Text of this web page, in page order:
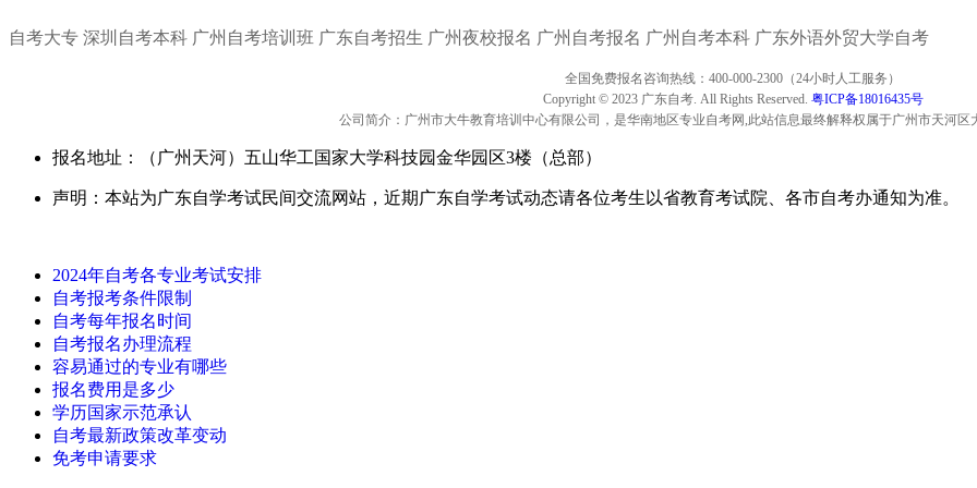
自考大专 深圳自考本科 广州自考培训班 广东自考招生 广州夜校报名 广州自考报名 广州自考本科 广东外语外贸大学自考
全国免费报名咨询热线：400-000-2300（24小时人工服务）
Copyright © 2023 广东自考. All Rights Reserved. 粤ICP备18016435号
公司简介：广州市大牛教育培训中心有限公司，是华南地区专业自考网,此站信息最终解释权属于广州市天河区
报名地址：（广州天河）五山华工国家大学科技园金华园区3楼（总部）
声明：本站为广东自学考试民间交流网站，近期广东自学考试动态请各位考生以省教育考试院、各市自考办通知为准。
2024年自考各专业考试安排
自考报考条件限制
自考每年报名时间
自考报名办理流程
容易通过的专业有哪些
报名费用是多少
学历国家示范承认
自考最新政策改革变动
免考申请要求